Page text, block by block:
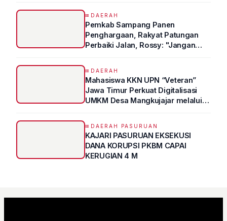
DAERAH
Pemkab Sampang Panen
Penghargaan, Rakyat Patungan
Perbaiki Jalan, Rossy: "Jangan
DAERAH
Mahasiswa KKN UPN “Veteran”
Jawa Timur Perkuat Digitalisasi
UMKM Desa Mangkujajar melalui
DAERAH PASURUAN
KAJARI PASURUAN EKSEKUSI
DANA KORUPSI PKBM CAPAI
KERUGIAN 4 M